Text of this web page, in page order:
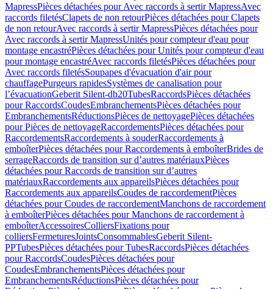
MapressPièces détachées pour Avec raccords à sertir MapressAvec
raccords filetésClapets de non retourPièces détachées pour Clapets
de non retourAvec raccords à sertir MapressPièces détachées pour
Avec raccords à sertir MapressUnités pour compteur d'eau pour
montage encastréPièces détachées pour Unités pour compteur d'eau
pour montage encastréAvec raccords filetésPièces détachées pour
Avec raccords filetésSoupapes d'évacuation d'air pour
chauffagePurgeurs rapidesSystèmes de canalisation pour
l’évacuationGeberit Silent-db20TubesRaccordsPièces détachées
pour RaccordsCoudesEmbranchementsPièces détachées pour
EmbranchementsRéductionsPièces de nettoyagePièces détachées
pour Pièces de nettoyageRaccordementsPièces détachées pour
RaccordementsRaccordements à souderRaccordements à
emboîterPièces détachées pour Raccordements à emboîterBrides de
serrageRaccords de transition sur d’autres matériauxPièces
détachées pour Raccords de transition sur d’autres
matériauxRaccordements aux appareilsPièces détachées pour
Raccordements aux appareilsCoudes de raccordementPièces
détachées pour Coudes de raccordementManchons de raccordement
à emboîterPièces détachées pour Manchons de raccordement à
emboîterAccessoiresColliersFixations pour
colliersFermeturesJointsConsommablesGeberit Silent-
PPTubesPièces détachées pour TubesRaccordsPièces détachées
pour RaccordsCoudesPièces détachées pour
CoudesEmbranchementsPièces détachées pour
EmbranchementsRéductionsPièces détachées pour